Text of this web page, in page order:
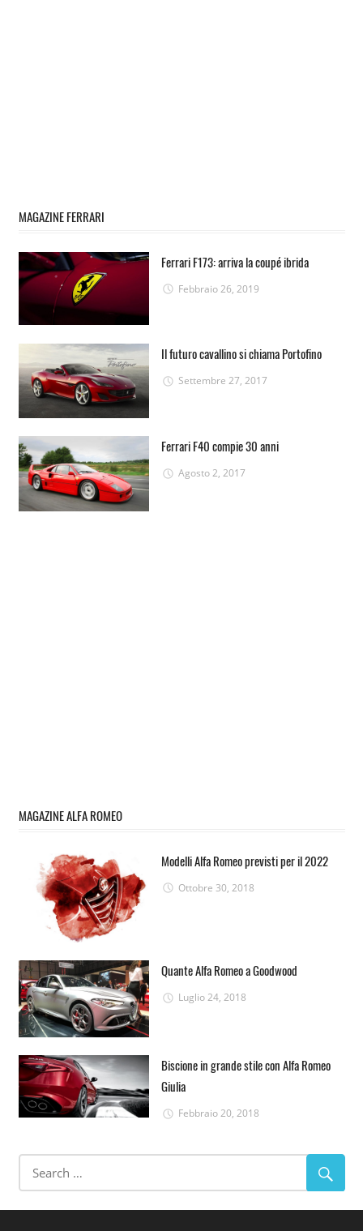
MAGAZINE FERRARI
Ferrari F173: arriva la coupé ibrida
Febbraio 26, 2019
Il futuro cavallino si chiama Portofino
Settembre 27, 2017
Ferrari F40 compie 30 anni
Agosto 2, 2017
MAGAZINE ALFA ROMEO
Modelli Alfa Romeo previsti per il 2022
Ottobre 30, 2018
Quante Alfa Romeo a Goodwood
Luglio 24, 2018
Biscione in grande stile con Alfa Romeo
Giulia
Febbraio 20, 2018